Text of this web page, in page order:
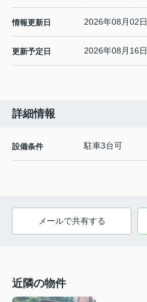
情報更新日 2026年08月02日
更新予定日 2026年08月16日
詳細情報
設備条件 駐車3台可
メールで共有する
近隣の物件